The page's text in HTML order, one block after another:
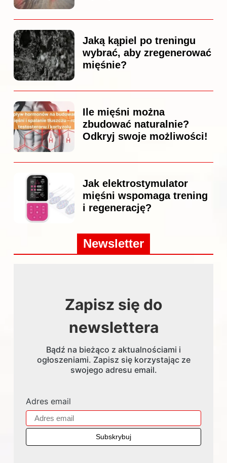
Jaką kąpiel po treningu
wybrać, aby zregenerować
mięśnie?
Ile mięśni można
zbudować naturalnie?
Odkryj swoje możliwości!
Jak elektrostymulator
mięśni wspomaga trening
i regenerację?
Newsletter
Zapisz się do
newslettera
Bądź na bieżąco z aktualnościami i
ogłoszeniami. Zapisz się korzystając ze
swojego adresu email.
Adres email